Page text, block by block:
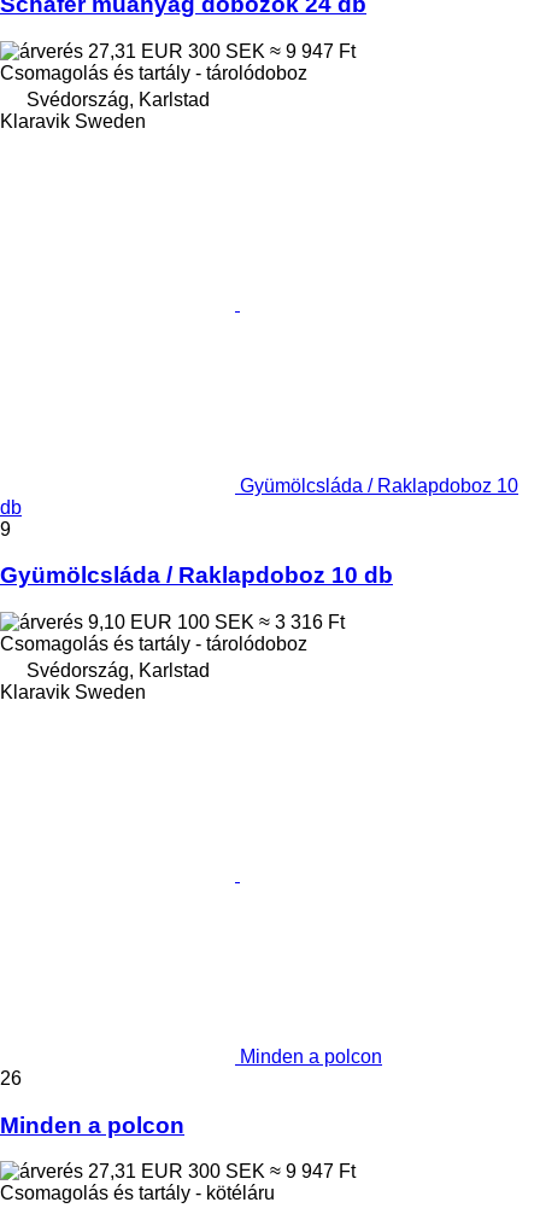
27,31 EUR 300 SEK ≈ 9 947 Ft
Csomagolás és tartály - tárolódoboz
Svédország, Karlstad
Klaravik Sweden
Gyümölcsláda / Raklapdoboz 10
db
9
Gyümölcsláda / Raklapdoboz 10 db
9,10 EUR 100 SEK ≈ 3 316 Ft
Csomagolás és tartály - tárolódoboz
Svédország, Karlstad
Klaravik Sweden
Minden a polcon
26
Minden a polcon
27,31 EUR 300 SEK ≈ 9 947 Ft
Csomagolás és tartály - kötéláru